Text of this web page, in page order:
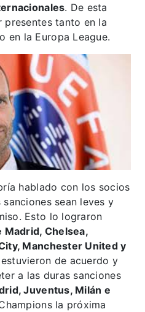
. De esta
presentes tanto en la
en la Europa League.
hablado con los socios
sean leves y
Esto lo lograron
Chelsea,
Manchester United y
de acuerdo y
a las duras sanciones
Juventus, Milán e
la próxima